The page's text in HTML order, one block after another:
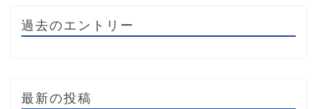
過去のエントリー
最新の投稿